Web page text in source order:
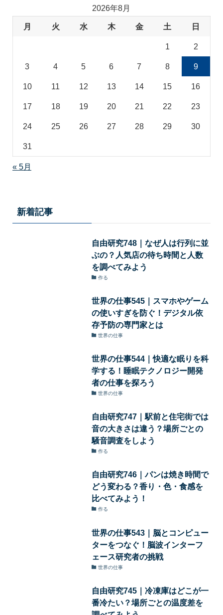
2026年8月
月 火 水 木 金 土 日
1 2
3 4 5 6 7 8 9
10 11 12 13 14 15 16
17 18 19 20 21 22 23
24 25 26 27 28 29 30
31
« 5月
新着記事
自由研究748｜なぜ人は行列に並
ぶの？人気店の待ち時間と人数
を調べてみよう
作る
世界の仕事545｜スマホやゲーム
の使いすぎを防ぐ！デジタル依
存予防の専門家とは
世界の仕事
世界の仕事544｜快適な眠りを科
学する！睡眠テクノロジー開発
者の仕事を探ろう
世界の仕事
自由研究747｜駅前と住宅街では
音の大きさは違う？場所ごとの
騒音調査をしよう
作る
自由研究746｜パンは焼き時間で
どう変わる？香り・色・食感を
比べてみよう！
作る
世界の仕事543｜脳とコンピュー
ターをつなぐ！脳波インターフ
ェース研究者の挑戦
世界の仕事
自由研究745｜冷凍庫はどこが一
番冷たい？場所ごとの温度差を